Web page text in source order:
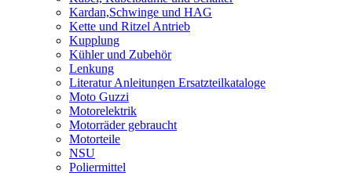
Kardan,Schwinge und HAG
Kette und Ritzel Antrieb
Kupplung
Kühler und Zubehör
Lenkung
Literatur Anleitungen Ersatzteilkataloge
Moto Guzzi
Motorelektrik
Motorräder gebraucht
Motorteile
NSU
Poliermittel